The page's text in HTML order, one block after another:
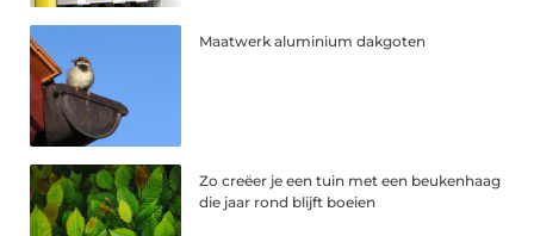
Maatwerk aluminium dakgoten
Zo creëer je een tuin met een beukenhaag
die jaar rond blijft boeien